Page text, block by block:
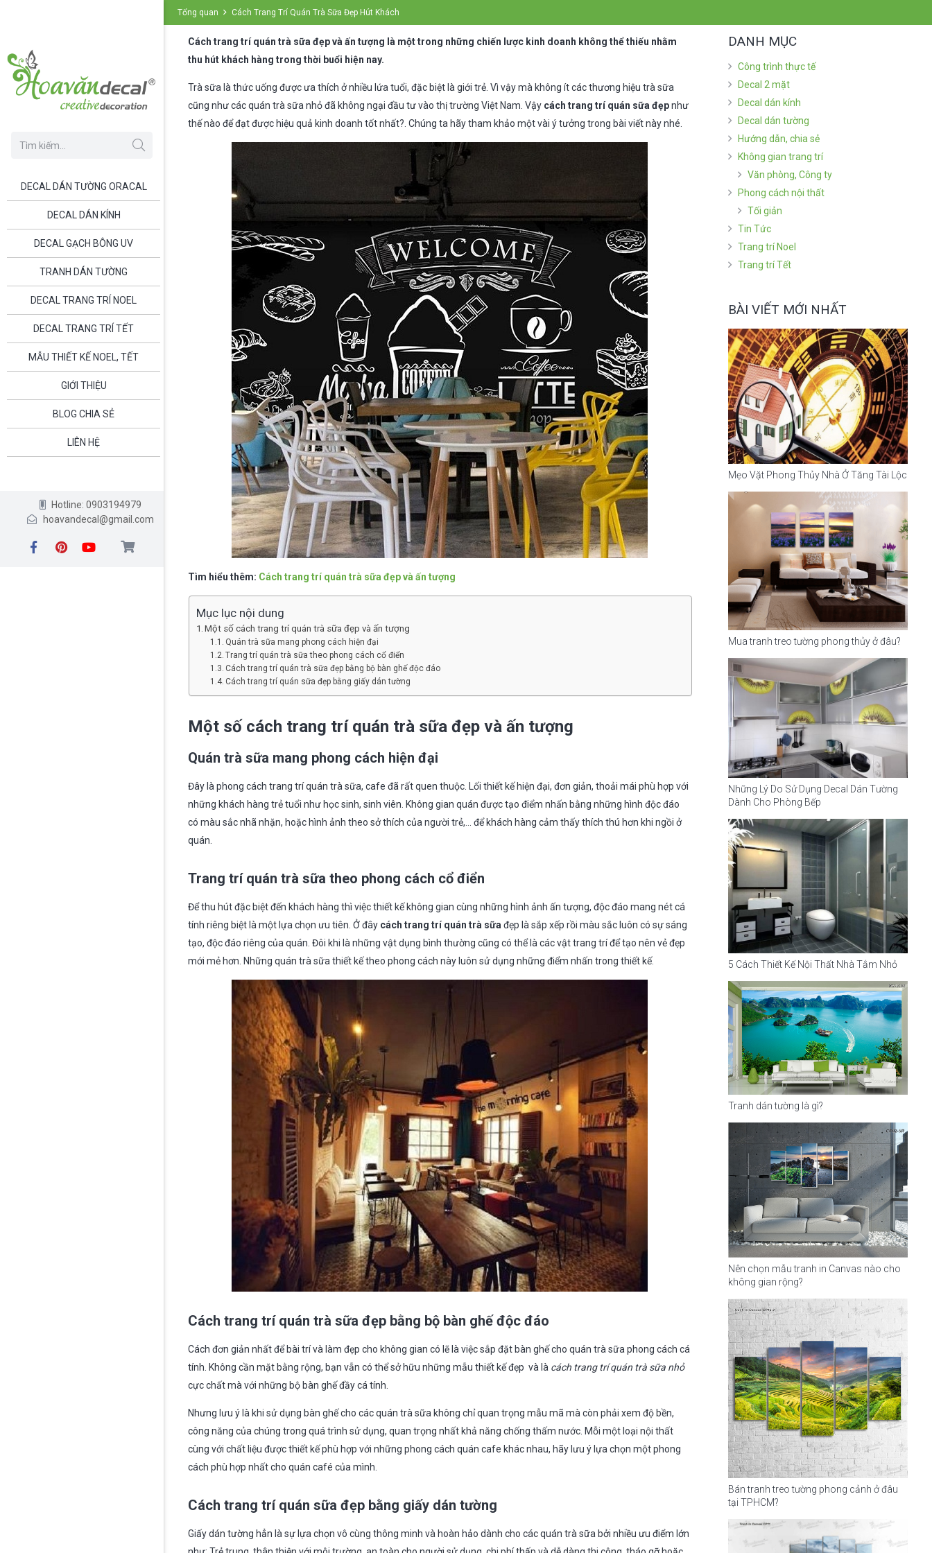
DECAL DÁN TƯỜNG ORACAL
DECAL DÁN KÍNH
DECAL GẠCH BÔNG UV
TRANH DÁN TƯỜNG
DECAL TRANG TRÍ NOEL
DECAL TRANG TRÍ TẾT
MẪU THIẾT KẾ NOEL, TẾT
GIỚI THIỆU
BLOG CHIA SẺ
LIÊN HỆ
Hotline: 0903194979
hoavandecal@gmail.com
Tổng quan Cách Trang Trí Quán Trà Sữa Đẹp Hút Khách
Cách trang trí quán trà sữa đẹpvà ấn tượng là một trong những chiến lược kinh doanh không thể thiếu nhằm
thu hút khách hàng trong thời buổi hiện nay.
Trà sữa là thức uống được ưa thích ở nhiều lứa tuổi, đặc biệt là giới trẻ. Vì vậy mà không ít các thương hiệu trà sữa
cũng như các quán trà sữa nhỏ đã không ngại đầu tư vào thị trường Việt Nam. Vậy cách trang trí quán sữa đẹpnhư
thế nào để đạt được hiệu quả kinh doanh tốt nhất?. Chúng ta hãy tham khảo một vài ý tưởng trong bài viết này nhé.
Tìm hiểu thêm: Cách trang trí quán trà sữa đẹp và ấn tượng
Mục lục nội dung
Một số cách trang trí quán trà sữa đẹp và ấn tượng
Quán trà sữa mang phong cách hiện đại
Trang trí quán trà sữa theo phong cách cổ điển
Cách trang trí quán trà sữa đẹp bằng bộ bàn ghế độc đáo
Cách trang trí quán sữa đẹp bằng giấy dán tường
Một số cách trang trí quán trà sữa đẹp và ấn tượng
Quán trà sữa mang phong cách hiện đại
Đây là phong cách trang trí quán trà sữa, cafe đã rất quen thuộc. Lối thiết kế hiện đại, đơn giản, thoải mái phù hợp với
những khách hàng trẻ tuổi như học sinh, sinh viên. Không gian quán được tạo điểm nhấn bằng những hình độc đáo
có màu sắc nhã nhặn, hoặc hình ảnh theo sở thích của người trẻ,… để khách hàng cảm thấy thích thú hơn khi ngồi ở
quán.
Trang trí quán trà sữa theo phong cách cổ điển
Để thu hút đặc biệt đến khách hàng thì việc thiết kế không gian cùng những hình ảnh ấn tượng, độc đáo mang nét cá
tính riêng biệt là một lựa chọn ưu tiên. Ở đây cách trang trí quán trà sữa đẹp là sắp xếp rồi màu sắc luôn có sự sáng
tạo, độc đáo riêng của quán. Đôi khi là những vật dụng bình thường cũng có thể là các vật trang trí để tạo nên vẻ đẹp
mới mẻ hơn. Những quán trà sữa thiết kế theo phong cách này luôn sử dụng những điểm nhấn trong thiết kế.
Cách trang trí quán trà sữa đẹp bằng bộ bàn ghế độc đáo
Cách đơn giản nhất để bài trí và làm đẹp cho không gian có lẽ là việc sắp đặt bàn ghế cho quán trà sữa phong cách cá
tính. Không cần mặt bằng rộng, bạn vẫn có thể sở hữu những mẫu thiết kế đẹp và là cách trang trí quán trà sữa nhỏ
cực chất mà với những bộ bàn ghế đầy cá tính.
Nhưng lưu ý là khi sử dụng bàn ghế cho các quán trà sữa không chỉ quan trọng mẫu mã mà còn phải xem độ bền,
công năng của chúng trong quá trình sử dụng, quan trọng nhất khả năng chống thấm nước. Mỗi một loại nội thất
cùng với chất liệu được thiết kế phù hợp với những phong cách quán cafe khác nhau, hãy lưu ý lựa chọn một phong
cách phù hợp nhất cho quán café của mình.
Cách trang trí quán sữa đẹp bằng giấy dán tường
Giấy dán tường hẳn là sự lựa chọn vô cùng thông minh và hoàn hảo dành cho các quán trà sữa bởi nhiều ưu điểm lớn
DANH MỤC
Công trình thực tế
Decal 2 mặt
Decal dán kính
Decal dán tường
Hướng dẫn, chia sẻ
Không gian trang trí
Văn phòng, Công ty
Phong cách nội thất
Tối giản
Tin Tức
Trang trí Noel
Trang trí Tết
BÀI VIẾT MỚI NHẤT
Mẹo Vặt Phong Thủy Nhà Ở Tăng Tài Lộc
Mua tranh treo tường phong thủy ở đâu?
Những Lý Do Sử Dụng Decal Dán Tường
Dành Cho Phòng Bếp
5 Cách Thiết Kế Nội Thất Nhà Tắm Nhỏ
Tranh dán tường là gì?
Nên chọn mẫu tranh in Canvas nào cho
không gian rộng?
Bán tranh treo tường phong cảnh ở đâu
tại TPHCM?